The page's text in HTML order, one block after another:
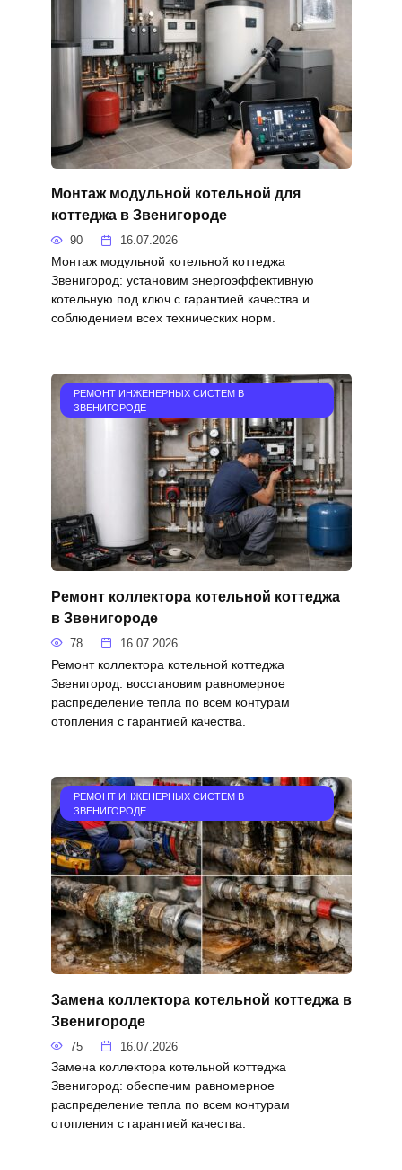
Монтаж модульной котельной для
коттеджа в Звенигороде
90 16.07.2026
Монтаж модульной котельной коттеджа
Звенигород: установим энергоэффективную
котельную под ключ с гарантией качества и
соблюдением всех технических норм.
РЕМОНТ ИНЖЕНЕРНЫХ СИСТЕМ В
ЗВЕНИГОРОДЕ
Ремонт коллектора котельной коттеджа
в Звенигороде
78 16.07.2026
Ремонт коллектора котельной коттеджа
Звенигород: восстановим равномерное
распределение тепла по всем контурам
отопления с гарантией качества.
РЕМОНТ ИНЖЕНЕРНЫХ СИСТЕМ В
ЗВЕНИГОРОДЕ
Замена коллектора котельной коттеджа в
Звенигороде
75 16.07.2026
Замена коллектора котельной коттеджа
Звенигород: обеспечим равномерное
распределение тепла по всем контурам
отопления с гарантией качества.